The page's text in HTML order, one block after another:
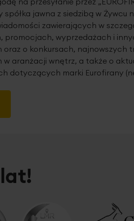
jawna z siedzibą w Żywcu
zawierających w
promocjach, wyprzedażach i
oraz o konkursach, najnowszych
w aranżacji wnętrz, a także o
dotyczących marki Eurofirany